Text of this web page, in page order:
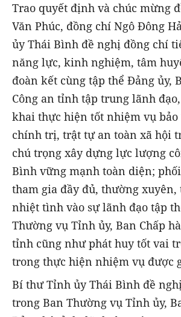
Trao quyết định và chúc mừng
Văn Phúc, đồng chí Ngô Đông
ủy Thái Bình đề nghị đồng chí
năng lực, kinh nghiệm, tâm
đoàn kết cùng tập thể Đảng ủy,
Công an tỉnh tập trung lãnh
khai thực hiện tốt nhiệm vụ
chính trị, trật tự an toàn xã hội
chú trọng xây dựng lực lượng
Bình vững mạnh toàn diện;
tham gia đầy đủ, thường
nhiệt tình vào sự lãnh đạo tập
Thường vụ Tỉnh ủy, Ban Chấp
tỉnh cũng như phát huy tốt vai
trong thực hiện nhiệm vụ được
Bí thư Tỉnh ủy Thái Bình đề
trong Ban Thường vụ Tỉnh ủy,